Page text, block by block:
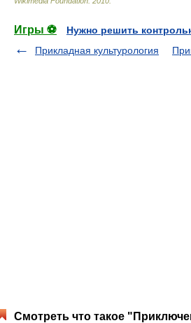
Игры ⚽
Нужно решить
Прикладная культурология
Смотреть что такое